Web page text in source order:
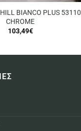
BIANCO PLUS 53110
CHROME
103,49€